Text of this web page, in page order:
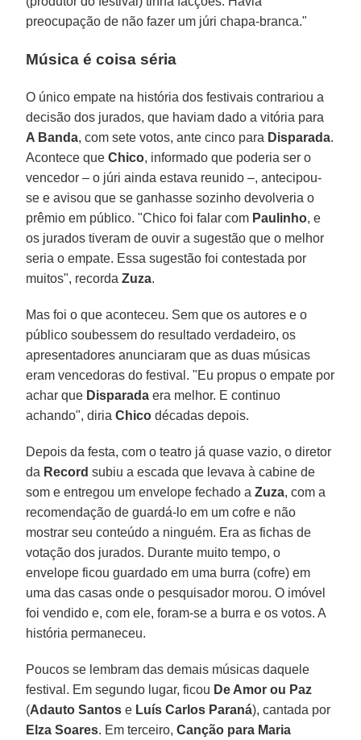
preocupação de não fazer um júri chapa-branca."
Música é coisa séria
O único empate na história dos festivais contrariou a
decisão dos jurados, que haviam dado a vitória para
A Banda, com sete votos, ante cinco para Disparada.
Acontece queChico, informado que poderia ser o
vencedor – o júri ainda estava reunido –, antecipou-
se e avisou que se ganhasse sozinho devolveria o
prêmio em público. "Chico foi falar com Paulinho, e
os jurados tiveram de ouvir a sugestão que o melhor
seria o empate. Essa sugestão foi contestada por
muitos", recordaZuza.
Mas foi o que aconteceu. Sem que os autores e o
público soubessem do resultado verdadeiro, os
apresentadores anunciaram que as duas músicas
eram vencedoras do festival. "Eu propus o empate por
achar que Disparada era melhor. E continuo
achando", diriaChico décadas depois.
Depois da festa, com o teatro já quase vazio, o diretor
da Record subiu a escada que levava à cabine de
som e entregou um envelope fechado aZuza, com a
recomendação de guardá-lo em um cofre e não
mostrar seu conteúdo a ninguém. Era as fichas de
votação dos jurados. Durante muito tempo, o
envelope ficou guardado em uma burra (cofre) em
uma das casas onde o pesquisador morou. O imóvel
foi vendido e, com ele, foram-se a burra e os votos. A
história permaneceu.
Poucos se lembram das demais músicas daquele
festival. Em segundo lugar, ficou De Amor ou Paz
(Adauto Santos e Luís Carlos Paraná), cantada por
Elza Soares. Em terceiro,Canção para Maria